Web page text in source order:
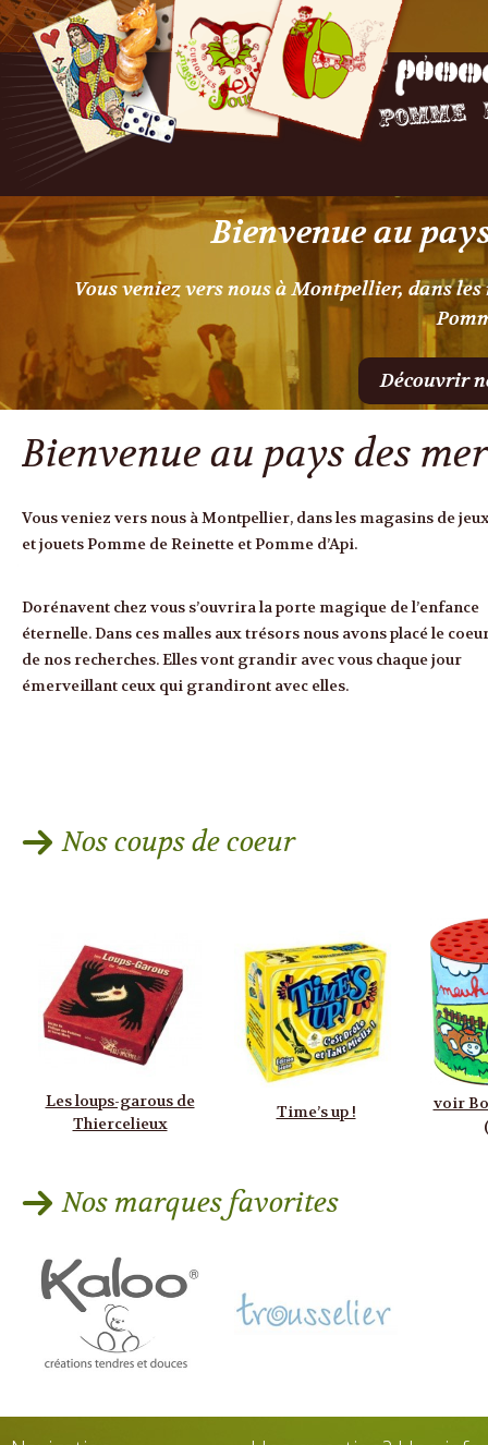
Bienvenue au
Vous veniez vers nous à Montpellier, dans
Découvrir
Bienvenue au pays des
Vous veniez vers nous à Montpellier, dans les magasins de
et jouets Pomme de Reinette et Pomme d’Api.
Dorénavent chez vous s’ouvrira la porte magique de l’enfance
éternelle. Dans ces malles aux trésors nous avons placé le
de nos recherches. Elles vont grandir avec vous chaque jour
émerveillant ceux qui grandiront avec elles.
Nos coups de coeur
Les loups-garous de
Thiercelieux
Time’s up !
voir
Nos marques favorites